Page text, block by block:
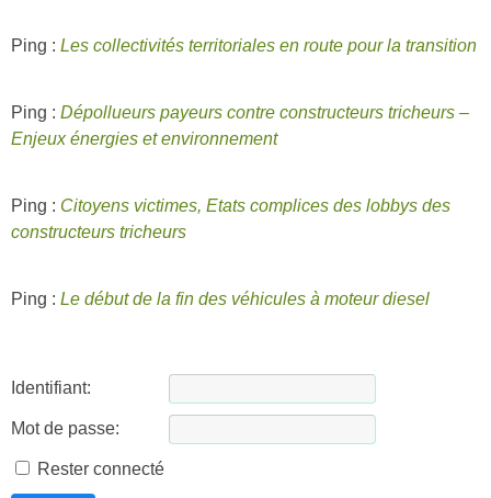
Ping : Les collectivités territoriales en route pour la transition
Ping : Dépollueurs payeurs contre constructeurs tricheurs –
Enjeux énergies et environnement
Ping : Citoyens victimes, Etats complices des lobbys des
constructeurs tricheurs
Ping : Le début de la fin des véhicules à moteur diesel
Identifiant:
Mot de passe:
Rester connecté